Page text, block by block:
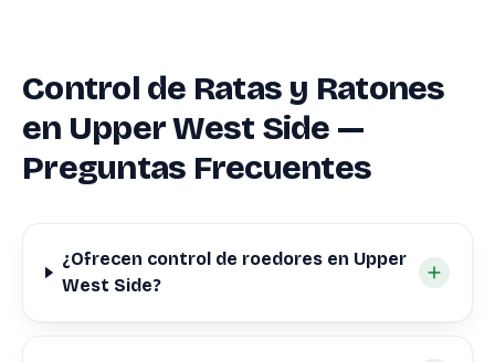
Control de Ratas y Ratones
en Upper West Side —
Preguntas Frecuentes
¿Ofrecen control de roedores en Upper
West Side?